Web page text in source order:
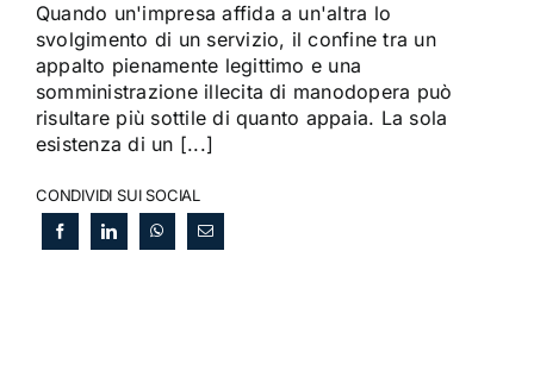
Quando un'impresa affida a un'altra lo
svolgimento di un servizio, il confine tra un
appalto pienamente legittimo e una
somministrazione illecita di manodopera può
risultare più sottile di quanto appaia. La sola
esistenza di un [...]
CONDIVIDI SUI SOCIAL